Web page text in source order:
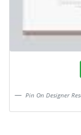
Pin On Designer